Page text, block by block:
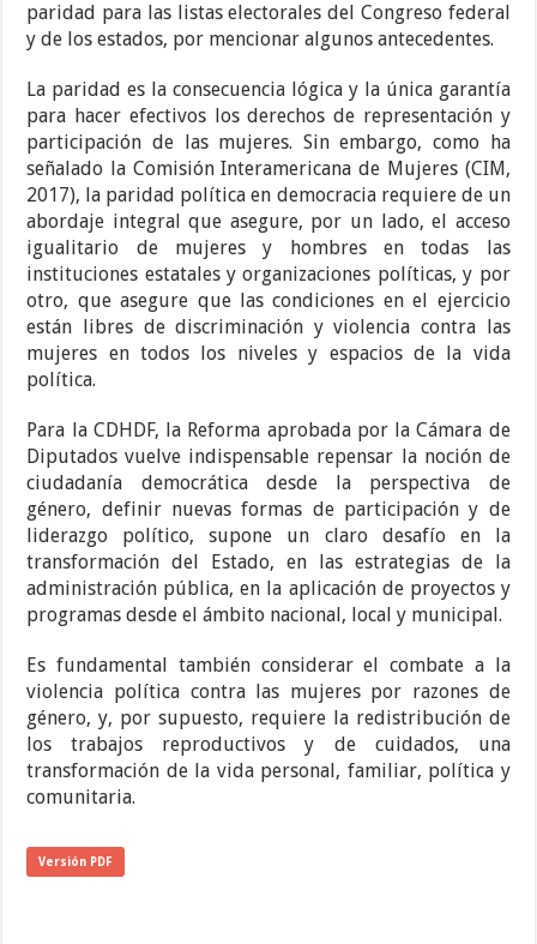
paridad para las listas electorales del Congreso federal
y de los estados, por mencionar algunos antecedentes.
La paridad es la consecuencia lógica y la única garantía
para hacer efectivos los derechos de representación y
participación de las mujeres. Sin embargo, como ha
señalado la Comisión Interamericana de Mujeres (CIM,
2017), la paridad política en democracia requiere de un
abordaje integral que asegure, por un lado, el acceso
igualitario de mujeres y hombres en todas las
instituciones estatales y organizaciones políticas, y por
otro, que asegure que las condiciones en el ejercicio
están libres de discriminación y violencia contra las
mujeres en todos los niveles y espacios de la vida
política.
Para la CDHDF, la Reforma aprobada por la Cámara de
Diputados vuelve indispensable repensar la noción de
ciudadanía democrática desde la perspectiva de
género, definir nuevas formas de participación y de
liderazgo político, supone un claro desafío en la
transformación del Estado, en las estrategias de la
administración pública, en la aplicación de proyectos y
programas desde el ámbito nacional, local y municipal.
Es fundamental también considerar el combate a la
violencia política contra las mujeres por razones de
género, y, por supuesto, requiere la redistribución de
los trabajos reproductivos y de cuidados, una
transformación de la vida personal, familiar, política y
comunitaria.
Versión PDF